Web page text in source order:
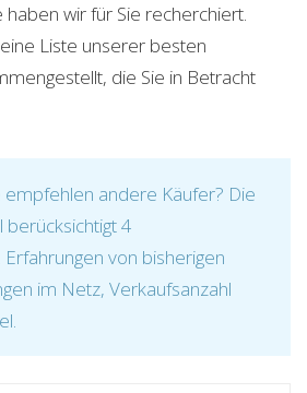
haben wir für Sie recherchiert.
Liste unserer besten
die Sie in Betracht
andere Käufer? Die
berücksichtigt 4
von bisherigen
im Netz, Verkaufsanzahl